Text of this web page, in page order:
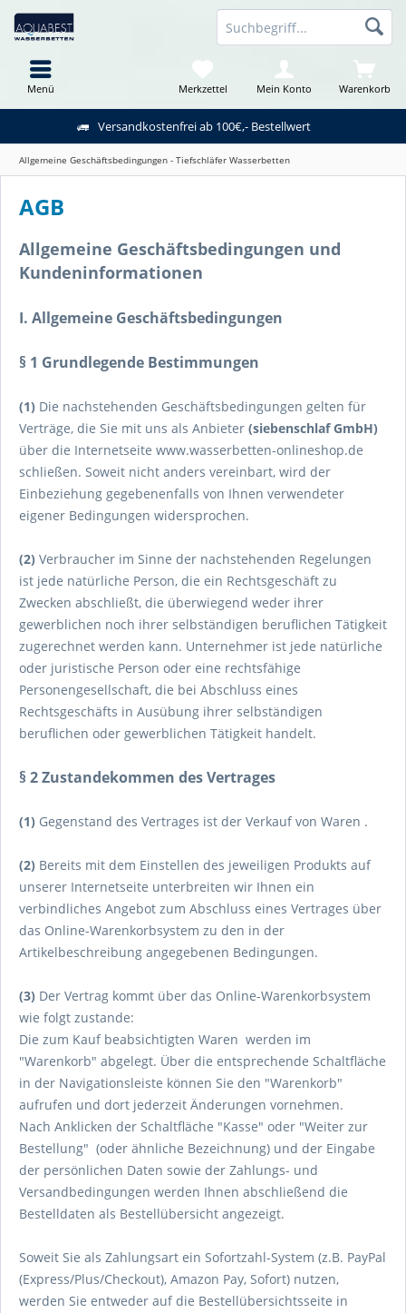
Versandkostenfrei ab 100€,- Bestellwert
Warenkorb
Merkzettel Mein Konto
Menü
Allgemeine Geschäftsbedingungen - Tiefschläfer Wasserbetten
AGB
Allgemeine Geschäftsbedingungen und
Kundeninformationen
I. Allgemeine Geschäftsbedingungen
§ 1 Grundlegende Bestimmungen
(1) Die nachstehenden Geschäftsbedingungen gelten für
Verträge, die Sie mit uns als Anbieter (siebenschlaf GmbH)
über die Internetseite www.wasserbetten-onlineshop.de
schließen. Soweit nicht anders vereinbart, wird der
Einbeziehung gegebenenfalls von Ihnen verwendeter
eigener Bedingungen widersprochen.
(2) Verbraucher im Sinne der nachstehenden Regelungen
ist jede natürliche Person, die ein Rechtsgeschäft zu
Zwecken abschließt, die überwiegend weder ihrer
gewerblichen noch ihrer selbständigen beruflichen Tätigkeit
zugerechnet werden kann. Unternehmer ist jede natürliche
oder juristische Person oder eine rechtsfähige
Personengesellschaft, die bei Abschluss eines
Rechtsgeschäfts in Ausübung ihrer selbständigen
beruflichen oder gewerblichen Tätigkeit handelt.
§ 2 Zustandekommen des Vertrages
(1) Gegenstand des Vertrages ist der Verkauf von Waren .
(2) Bereits mit dem Einstellen des jeweiligen Produkts auf
unserer Internetseite unterbreiten wir Ihnen ein
verbindliches Angebot zum Abschluss eines Vertrages über
das Online-Warenkorbsystem zu den in der
Artikelbeschreibung angegebenen Bedingungen.
(3) Der Vertrag kommt über das Online-Warenkorbsystem
wie folgt zustande:
Die zum Kauf beabsichtigten Waren werden im
"Warenkorb" abgelegt. Über die entsprechende Schaltfläche
in der Navigationsleiste können Sie den "Warenkorb"
aufrufen und dort jederzeit Änderungen vornehmen.
Nach Anklicken der Schaltfläche "Kasse" oder "Weiter zur
Bestellung" (oder ähnliche Bezeichnung) und der Eingabe
der persönlichen Daten sowie der Zahlungs- und
Versandbedingungen werden Ihnen abschließend die
Bestelldaten als Bestellübersicht angezeigt.
Soweit Sie als Zahlungsart ein Sofortzahl-System (z.B. PayPal
(Express/Plus/Checkout), Amazon Pay, Sofort) nutzen,
werden Sie entweder auf die Bestellübersichtsseite in